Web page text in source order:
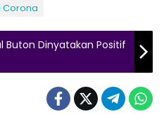
Corona
Buton Dinyatakan Positif